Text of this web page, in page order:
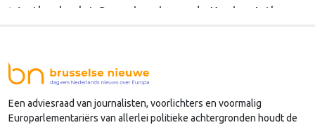
Westland volgt Commissaris van de Koning Arthur
Nederlandse regio’s behoorlijk succesvol in hun
lobby in Brussel, en dat komt vooral omdat …
Continued
Een adviesraad van journalisten, voorlichters en voormalig
Europarlementariërs van allerlei politieke achtergronden houdt de